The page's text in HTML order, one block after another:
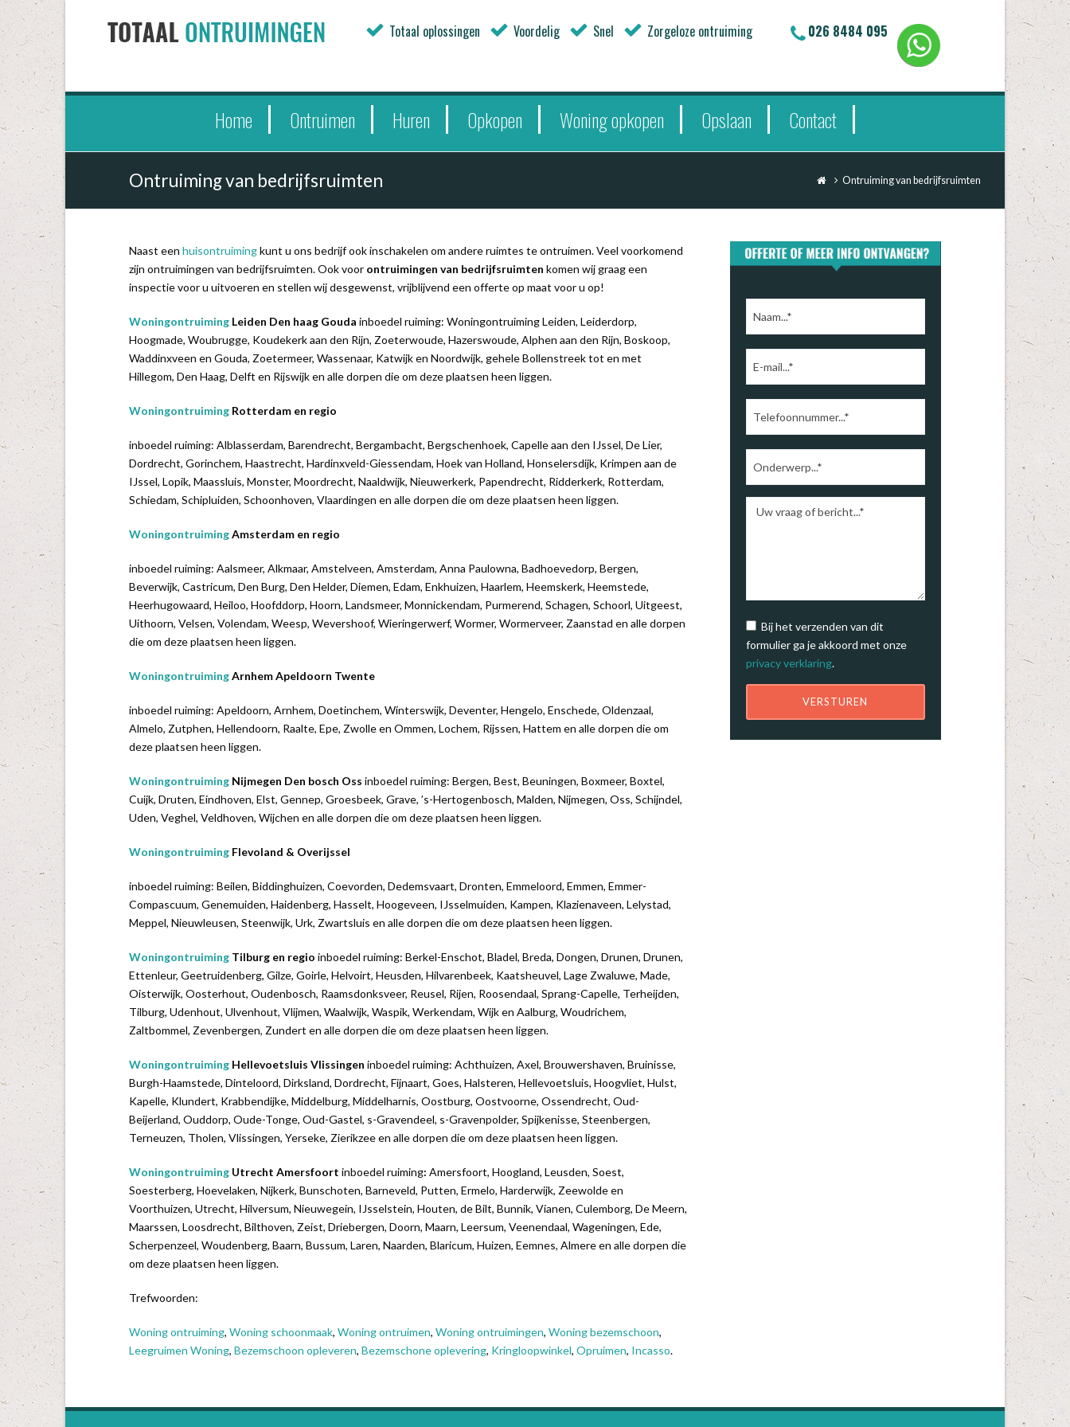
Totaal oplossingen Voordelig Snel Zorgeloze ontruiming 026 8484 095
Home Ontruimen Huren Opkopen Woning opkopen Opslaan Contact
Ontruiming van bedrijfsruimten Ontruiming van bedrijfsruimten
Naast een huisontruimingkunt u ons bedrijf ook inschakelen om andere ruimtes te ontruimen. Veel voorkomend
zijn ontruimingen van bedrijfsruimten. Ook voor ontruimingen van bedrijfsruimten komen wij graag een
inspectie voor u uitvoeren en stellen wij desgewenst, vrijblijvend een offerte op maat voor u op!
Woningontruiming Leiden Den haag Gouda inboedel ruiming: Woningontruiming Leiden, Leiderdorp,
Hoogmade, Woubrugge, Koudekerk aan den Rijn, Zoeterwoude, Hazerswoude, Alphen aan den Rijn, Boskoop,
Waddinxveen en Gouda, Zoetermeer, Wassenaar, Katwijk en Noordwijk, gehele Bollenstreek tot en met
Hillegom, Den Haag, Delft en Rijswijk en alle dorpen die om deze plaatsen heen liggen.
Woningontruiming Rotterdam en regio
inboedel ruiming: Alblasserdam, Barendrecht, Bergambacht, Bergschenhoek, Capelle aan den IJssel, De Lier,
Dordrecht, Gorinchem, Haastrecht, Hardinxveld-Giessendam, Hoek van Holland, Honselersdijk, Krimpen aan de
IJssel, Lopik, Maassluis, Monster, Moordrecht, Naaldwijk, Nieuwerkerk, Papendrecht, Ridderkerk, Rotterdam,
Schiedam, Schipluiden, Schoonhoven, Vlaardingen en alle dorpen die om deze plaatsen heen liggen.
WoningontruimingAmsterdam en regio
inboedel ruiming: Aalsmeer, Alkmaar, Amstelveen, Amsterdam, Anna Paulowna, Badhoevedorp, Bergen,
Beverwijk, Castricum, Den Burg, Den Helder, Diemen, Edam, Enkhuizen, Haarlem, Heemskerk, Heemstede,
Heerhugowaard, Heiloo, Hoofddorp, Hoorn, Landsmeer, Monnickendam, Purmerend, Schagen, Schoorl, Uitgeest,
Uithoorn, Velsen, Volendam, Weesp, Wevershoof, Wieringerwerf, Wormer, Wormerveer, Zaanstad en alle dorpen
die om deze plaatsen heen liggen.
WoningontruimingArnhem Apeldoorn Twente
inboedel ruiming: Apeldoorn, Arnhem, Doetinchem, Winterswijk, Deventer, Hengelo, Enschede, Oldenzaal,
Almelo, Zutphen, Hellendoorn, Raalte, Epe, Zwolle en Ommen, Lochem, Rijssen, Hattem en alle dorpen die om
deze plaatsen heen liggen.
Woningontruiming Nijmegen Den bosch Oss inboedel ruiming: Bergen, Best, Beuningen, Boxmeer, Boxtel,
Cuijk, Druten, Eindhoven, Elst, Gennep, Groesbeek, Grave, ’s-Hertogenbosch, Malden, Nijmegen, Oss, Schijndel,
Uden, Veghel, Veldhoven, Wijchen en alle dorpen die om deze plaatsen heen liggen.
Woningontruiming Flevoland & Overijssel
inboedel ruiming: Beilen, Biddinghuizen, Coevorden, Dedemsvaart, Dronten, Emmeloord, Emmen, Emmer-
Compascuum, Genemuiden, Haidenberg, Hasselt, Hoogeveen, IJsselmuiden, Kampen, Klazienaveen, Lelystad,
Meppel, Nieuwleusen, Steenwijk, Urk, Zwartsluis en alle dorpen die om deze plaatsen heen liggen.
Woningontruiming Tilburg en regio inboedel ruiming: Berkel-Enschot, Bladel, Breda, Dongen, Drunen, Drunen,
Ettenleur, Geetruidenberg, Gilze, Goirle, Helvoirt, Heusden, Hilvarenbeek, Kaatsheuvel, Lage Zwaluwe, Made,
Oisterwijk, Oosterhout, Oudenbosch, Raamsdonksveer, Reusel, Rijen, Roosendaal, Sprang-Capelle, Terheijden,
Tilburg, Udenhout, Ulvenhout, Vlijmen, Waalwijk, Waspik, Werkendam, Wijk en Aalburg, Woudrichem,
Zaltbommel, Zevenbergen, Zundert en alle dorpen die om deze plaatsen heen liggen.
Woningontruiming Hellevoetsluis Vlissingen inboedel ruiming: Achthuizen, Axel, Brouwershaven, Bruinisse,
Burgh-Haamstede, Dinteloord, Dirksland, Dordrecht, Fijnaart, Goes, Halsteren, Hellevoetsluis, Hoogvliet, Hulst,
Kapelle, Klundert, Krabbendijke, Middelburg, Middelharnis, Oostburg, Oostvoorne, Ossendrecht, Oud-
Beijerland, Ouddorp, Oude-Tonge, Oud-Gastel, s-Gravendeel, s-Gravenpolder, Spijkenisse, Steenbergen,
Terneuzen, Tholen, Vlissingen, Yerseke, Zierikzee en alle dorpen die om deze plaatsen heen liggen.
Woningontruiming Utrecht Amersfoort inboedel ruiming: Amersfoort, Hoogland, Leusden, Soest,
Soesterberg, Hoevelaken, Nijkerk, Bunschoten, Barneveld, Putten, Ermelo, Harderwijk, Zeewolde en
Voorthuizen, Utrecht, Hilversum, Nieuwegein, IJsselstein, Houten, de Bilt, Bunnik, Vianen, Culemborg, De Meern,
Maarssen, Loosdrecht, Bilthoven, Zeist, Driebergen, Doorn, Maarn, Leersum, Veenendaal, Wageningen, Ede,
Scherpenzeel, Woudenberg, Baarn, Bussum, Laren, Naarden, Blaricum, Huizen, Eemnes, Almere en alle dorpen die
om deze plaatsen heen liggen.
Trefwoorden:
Woning ontruiming, Woning schoonmaak, Woning ontruimen, Woning ontruimingen, Woning bezemschoon,
Leegruimen Woning, Bezemschoon opleveren, Bezemschone oplevering, Kringloopwinkel, Opruimen, Incasso.
Bij het verzenden van dit
formulier ga je akkoord met onze
privacy verklaring.